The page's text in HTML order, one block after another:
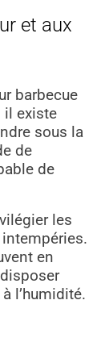
et aux
barbecue
il existe
sous la
de
de
les
en
l’humidité.